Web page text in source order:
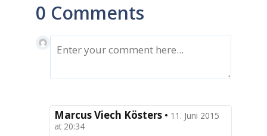
0 Comments
Marcus Viech Kösters • 11. Juni 2015
at 20:34